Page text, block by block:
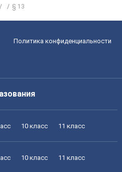
§ 13
Политика конфиденциальности
10 класс 11 класс
10 класс 11 класс